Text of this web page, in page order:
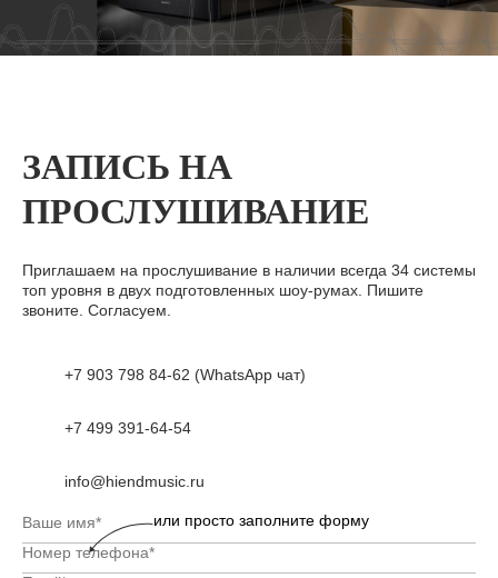
ЗАПИСЬ НА
ПРОСЛУШИВАНИЕ
Приглашаем на прослушивание в наличии всегда 34 системы
топ уровня в двух подготовленных шоу-румах. Пишите
звоните. Согласуем.
+7 903 798 84-62 (WhatsApp чат)
+7 499 391-64-54
info@hiendmusic.ru
или просто заполните форму